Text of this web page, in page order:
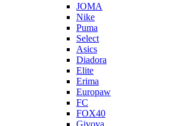
JOMA
Nike
Puma
Select
Asics
Diadora
Elite
Erima
Europaw
FC
FOX40
Givova